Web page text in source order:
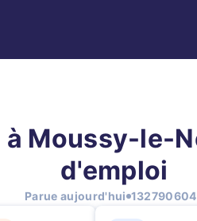
Moussy-le-
d'emploi
Parue aujourd'hui